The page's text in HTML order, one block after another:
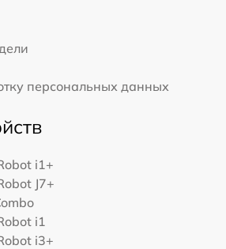
персональных данных
i1+
J7+
i1
i3+